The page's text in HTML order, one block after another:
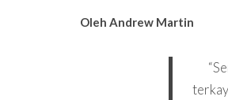
Oleh Andrew Martin